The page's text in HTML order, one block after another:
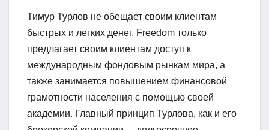
Тимур Турлов не обещает своим клиентам
быстрых и легких денег. Freedom только
предлагает своим клиентам доступ к
международным фондовым рынкам мира, а
также занимается повышением финансовой
грамотности населения с помощью своей
академии. Главный принцип Турлова, как и его